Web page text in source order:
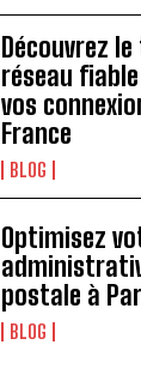
Découvrez
réseau
vos
France
BLOG
Optimisez
postale à
BLOG